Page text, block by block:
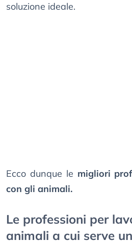
soluzione ideale.
Ecco dunque le migliori
con gli animali.
Le professioni per
animali a cui serve